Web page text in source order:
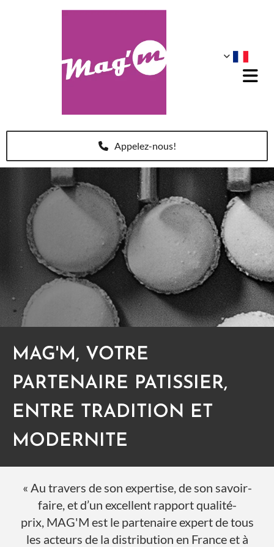
Accéder au contenu
Appelez-nous!
MAG'M, VOTRE
PARTENAIRE PATISSIER,
ENTRE TRADITION ET
MODERNITE
« Au travers de son expertise, de son savoir-
faire, et d’un excellent rapport qualité-
prix, MAG'M est le partenaire expert de tous
les acteurs de la distribution en France et à